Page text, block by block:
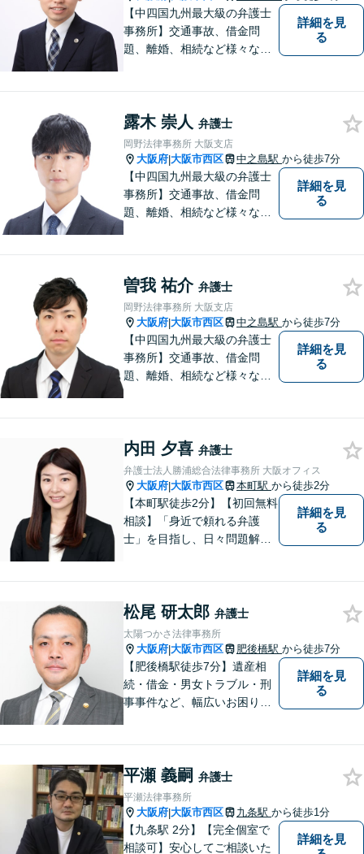
日・夜間相談可】
【中四国九州最大級の弁護士
事務所】交通事故、借金問
題、離婚、相続など様々な問
い！
詳細を見
る
露木 崇人 弁護士
岡野法律事務所 大阪支店
大阪府|大阪市西区 中之島駅 から徒歩7分
【中四国九州最大級の弁護士
事務所】交通事故、借金問
題、離婚、相続など様々な問
い！
詳細を見
る
曽我 祐介 弁護士
岡野法律事務所 大阪支店
大阪府|大阪市西区 中之島駅 から徒歩7分
【中四国九州最大級の弁護士
事務所】交通事故、借金問
題、離婚、相続など様々な問
い！
詳細を見
る
内田 夕喜 弁護士
弁護士法人勝浦総合法律事務所 大阪オフィス
大阪府|大阪市西区 本町駅 から徒歩2分
【本町駅徒歩2分】【初回無料
相談】「身近で頼れる弁護
士」を目指し、日々問題解決
ごとがあれば、まずはお気軽
にご相談ください。
詳細を見
る
松尾 研太郎 弁護士
太陽つかさ法律事務所
大阪府|大阪市西区 肥後橋駅 から徒歩7分
【肥後橋駅徒歩7分】遺産相
続・借金・男女トラブル・刑
事事件など、幅広いお困りご
す。フットワークを活かし、
迅速な解決へと尽力いたしま
す。
詳細を見
る
平瀬 義嗣 弁護士
平瀬法律事務所
大阪府|大阪市西区 九条駅 から徒歩1分
【九条駅 2分】【完全個室で
相談可】安心してご相談いた
詳細を見